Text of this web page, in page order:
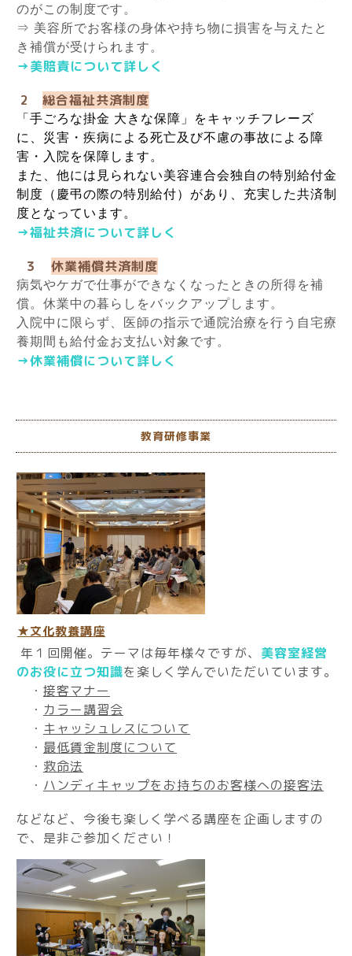
のがこの制度です。
⇒ 美容所でお客様の身体や持ち物に損害を与えたと
き補償が受けられます。
→美賠責について詳しく
2 総合福祉共済制度
「手ごろな掛金 大きな保障」をキャッチフレーズ
に、災害・疾病による死亡及び不慮の事故による障
害・入院を保障します。
また、他には見られない美容連合会独自の特別給付金
制度（慶弔の際の特別給付）があり、充実した共済制
度となっています。
→福祉共済について詳しく
３
休業補償共済制度
病気やケガで仕事ができなくなったときの所得を補
償。休業中の暮らしをバックアップします。
入院中に限らず、医師の指示で通院治療を行う自宅療
養期間も給付金お支払い対象です。
→休業補償について詳しく
教育研修事業
★文化教養講座
年１回開催。テーマは毎年様々ですが、 美容室経営
のお役に立つ知識を楽しく学んでいただいています。
・ 接客マナー
・ カラー講習会
・ キャッシュレスについて
・ 最低賃金制度について
・ 救命法
・ ハンディキャップをお持ちのお客様への接客法
などなど、今後も楽しく学べる講座を企画しますの
で、是非ご参加ください！